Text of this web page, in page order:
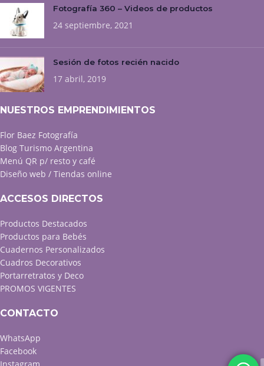
Fotografía 360 – Videos de productos
24 septiembre, 2021
Sesión de fotos recién nacido
17 abril, 2019
NUESTROS EMPRENDIMIENTOS
Flor Baez Fotografía
Blog Turismo Argentina
Menú QR p/ resto y café
Diseño web / Tiendas online
ACCESOS DIRECTOS
Productos Destacados
Productos para Bebés
Cuadernos Personalizados
Cuadros Decorativos
Portarretratos y Deco
PROMOS VIGENTES
CONTACTO
WhatsApp
Facebook